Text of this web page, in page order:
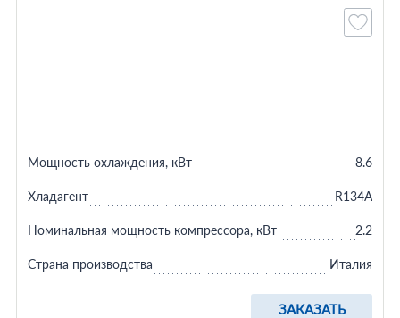
ЗАКАЗАТЬ
Мощность охлаждения, кВт 8.6
Хладагент R134A
Номинальная мощность компрессора, кВт 2.2
Страна производства Италия